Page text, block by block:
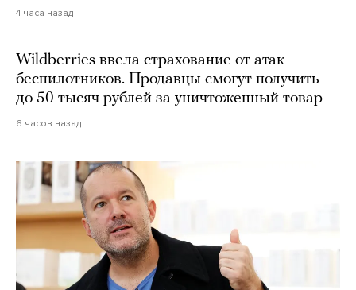
4 часа назад
Wildberries ввела страхование от атак
беспилотников. Продавцы смогут получить
до 50 тысяч рублей за уничтоженный товар
6 часов назад